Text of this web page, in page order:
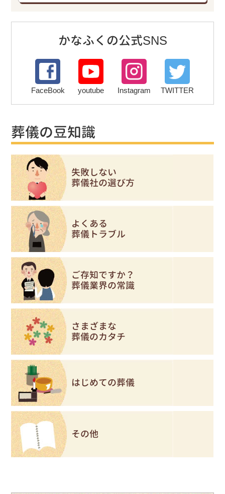
かなふくの公式SNS
FaceBook youtube Instagram TWITTER
葬儀の豆知識
失敗しない
葬儀社の選び方
よくある
葬儀トラブル
ご存知ですか？
葬儀業界の常識
さまざまな
葬儀のカタチ
はじめての葬儀
その他